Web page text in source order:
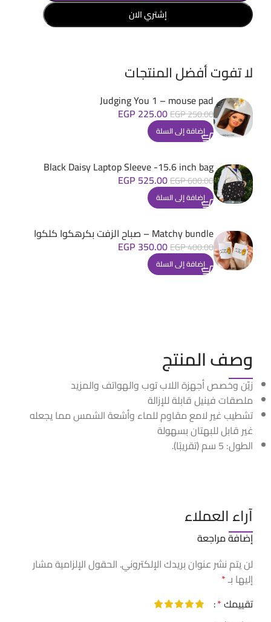
إشتري الان
لا تفوت أفضل المنتجات
Judging You 1 – mouse pad
EGP250.00
EGP 225.00
إضافة إلى السلة
Black Daisy Laptop Sleeve -15.6 inch bag
EGP600.00
EGP 525.00
إضافة إلى السلة
Matchy bundle – صباح الزفت بكرهكوا كلكوا
EGP400.00
EGP 350.00
إضافة إلى السلة
وصف المنتج
زيّن وخصص أجهزة اللاب توب والهواتف والمزيد
ملصقات فينيل قابلة للإزالة
تشطيب غير لامع مقاوم للماء وأشعة الشمس مما يجعله
غير قابل للبهتان بسهولة
الطول: 5 سم (تقريبًا).
آراء العملاء
إضافة مراجعة
لن يتم نشر عنوان بريدك الإلكتروني. الحقول الإلزامية مشار
إليها بـ*
تقييمك*